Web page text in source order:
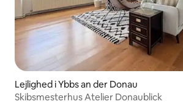
Lejlighed i Ybbs an der Donau
Skibsmesterhus Atelier Donaublick